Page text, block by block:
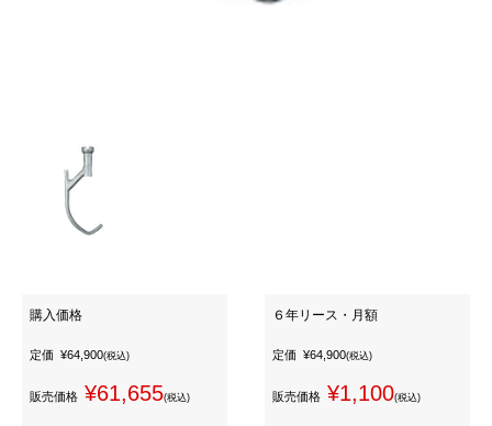
購入価格
定価 ¥64,900(税込)
販売価格 ¥61,655(税込)
６年リース・月額
定価 ¥64,900(税込)
販売価格 ¥1,100(税込)